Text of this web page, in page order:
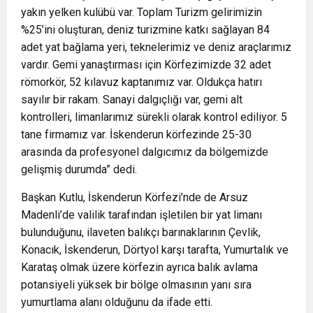
yakın yelken kulübü var. Toplam Turizm gelirimizin
%25’ini oluşturan, deniz turizmine katkı sağlayan 84
adet yat bağlama yeri, teknelerimiz ve deniz araçlarımız
vardır. Gemi yanaştırması için Körfezimizde 32 adet
römorkör, 52 kılavuz kaptanımız var. Oldukça hatırı
sayılır bir rakam. Sanayi dalgıçlığı var, gemi alt
kontrolleri, limanlarımız sürekli olarak kontrol ediliyor. 5
tane firmamız var. İskenderun körfezinde 25-30
arasında da profesyonel dalgıcımız da bölgemizde
gelişmiş durumda” dedi.
Başkan Kutlu, İskenderun Körfezi’nde de Arsuz
Madenli’de valilik tarafından işletilen bir yat limanı
bulunduğunu, ilaveten balıkçı barınaklarının Çevlik,
Konacık, İskenderun, Dörtyol karşı tarafta, Yumurtalık ve
Karataş olmak üzere körfezin ayrıca balık avlama
potansiyeli yüksek bir bölge olmasının yanı sıra
yumurtlama alanı olduğunu da ifade etti.